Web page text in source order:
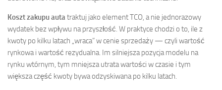
Koszt zakupu auta traktuj jako element TCO, a nie jednorazowy
wydatek bez wpływu na przyszłość. W praktyce chodzi o to, ile z
kwoty po kilku latach „wraca” w cenie sprzedaży — czyli wartość
rynkowa i wartość rezydualna. Im silniejsza pozycja modelu na
rynku wtórnym, tym mniejsza utrata wartości w czasie i tym
większa część kwoty bywa odzyskiwana po kilku latach.